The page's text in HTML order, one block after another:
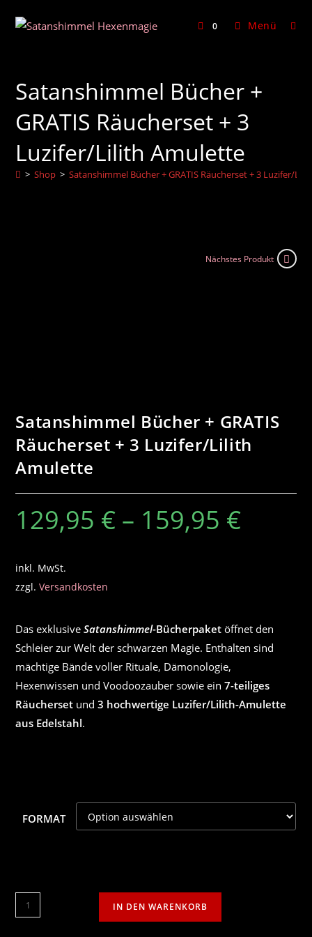
Inhalt
0 Menü
Satanshimmel Bücher +
GRATIS Räucherset + 3
Luzifer/Lilith Amulette
> Shop > Satanshimmel Bücher + GRATIS Räucherset + 3 Luzifer/
Nächstes Produkt
Satanshimmel Bücher + GRATIS
Räucherset + 3 Luzifer/Lilith
Amulette
129,95 € – 159,95 €
inkl. MwSt.
zzgl.Versandkosten
Das exklusiveSatanshimmel-Bücherpaket öffnet den
Schleier zur Welt der schwarzen Magie. Enthalten sind
mächtige Bände voller Rituale, Dämonologie,
Hexenwissen und Voodoozauber sowie ein7-teiliges
Räucherset und3 hochwertige Luzifer/Lilith-Amulette
aus Edelstahl.
FORMAT
Satanshimmel
Bücher
IN DEN WARENKORB